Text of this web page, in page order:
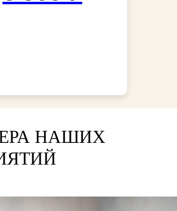
НАШИХ